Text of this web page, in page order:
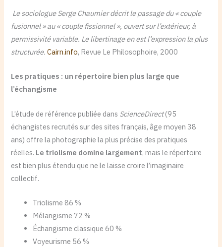
Le sociologue Serge Chaumier décrit le passage du « couple
fusionnel » au « couple fissionnel », ouvert sur l’extérieur, à
permissivité variable. Le libertinage en est l’expression la plus
structurée. Cairn.info, Revue Le Philosophoire, 2000
Les pratiques : un répertoire bien plus large que
l’échangisme
L’étude de référence publiée dans ScienceDirect(95
échangistes recrutés sur des sites français, âge moyen 38
ans) offre la photographie la plus précise des pratiques
réelles. Le triolisme domine largement, mais le répertoire
est bien plus étendu que ne le laisse croire l’imaginaire
collectif.
Triolisme 86 %
Mélangisme 72 %
Échangisme classique 60 %
Voyeurisme 56 %